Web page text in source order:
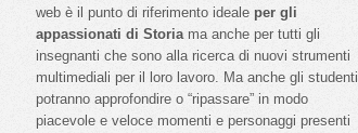
web è il punto di riferimento ideale per gli
appassionati di Storiama anche per tutti gli
insegnanti che sono alla ricerca di nuovi strumenti
multimediali per il loro lavoro. Ma anche gli studenti
potranno approfondire o “ripassare” in modo
piacevole e veloce momenti e personaggi presenti